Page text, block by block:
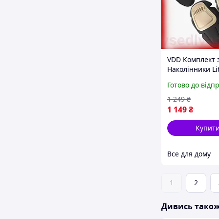
VDD Комплект
Наколінники
удароміцного
для активного
S
Готово до
1 149₴
1 249 ₴
Все для дому
1 2
Дивись